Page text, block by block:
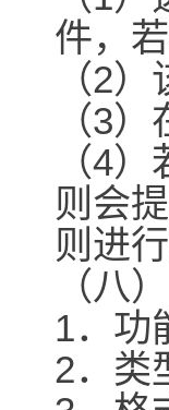
件，
（2
（3
（4
则会
则进
（八
1．功
2．类